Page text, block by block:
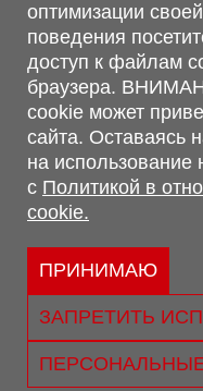
г. Минск, Минский р-н,
223062
г. Брест, ул. Лейтенанта
Обращаем Ваше
информация,
характеристик,
сервисного
не является публичной
Гражданского кодекса
Политика обработки
Политикой в отношении
Свидетельство о
г.
оптимизации
поведения
доступ к файлам
браузера.
cookie может
сайта. Оставаясь
на использование
с Политикой в
cookie.
ПРИНИМАЮ
ЗАПРЕТИТЬ
ПЕРСОНАЛЬНЫЕ